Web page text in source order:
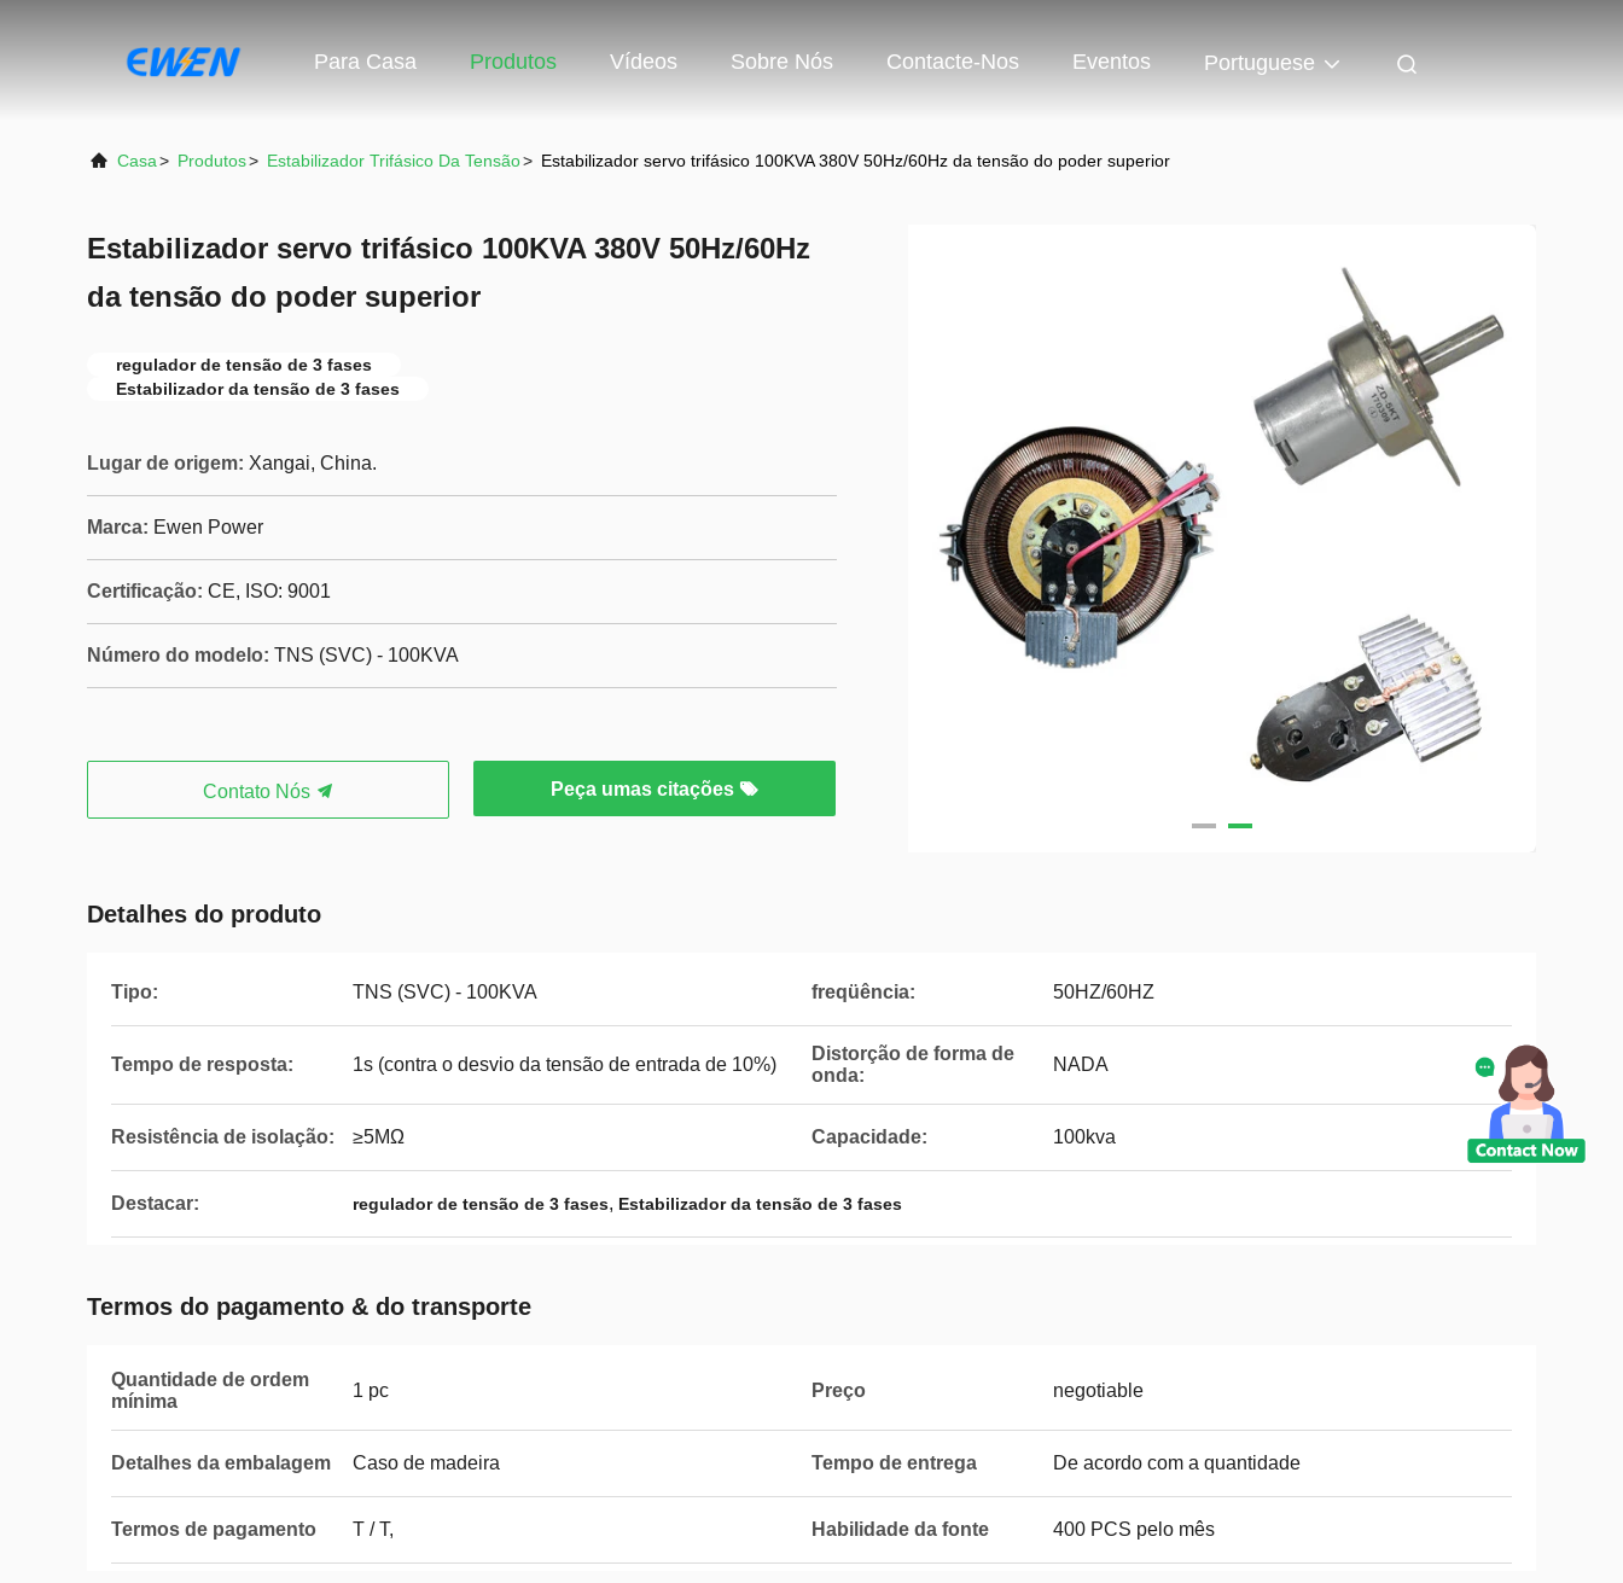
Para Casa Produtos Vídeos Sobre Nós Contacte-Nos Eventos Portuguese
Casa> Produtos> Estabilizador Trifásico Da Tensão> Estabilizador servo trifásico 100KVA 380V 50Hz/60Hz da tensão do poder superior
Estabilizador servo trifásico 100KVA 380V 50Hz/60Hz
da tensão do poder superior
regulador de tensão de 3 fases
Estabilizador da tensão de 3 fases
Lugar de origem: Xangai, China.
Marca: Ewen Power
Certificação: CE, ISO: 9001
Número do modelo: TNS (SVC) - 100KVA
Contato Nós Peça umas citações
Detalhes do produto
Tipo: TNS (SVC) - 100KVA freqüência: 50HZ/60HZ
Tempo de resposta: 1s (contra o desvio da tensão de entrada de 10%)
Distorção de forma de
onda:
NADA
Resistência de isolação: ≥5MΩ Capacidade: 100kva
Destacar: regulador de tensão de 3 fases, Estabilizador da tensão de 3 fases
Termos do pagamento & do transporte
Quantidade de ordem
mínima
1 pc Preço negotiable
Detalhes da embalagem Caso de madeira Tempo de entrega De acordo com a quantidade
Termos de pagamento T / T, Habilidade da fonte 400 PCS pelo mês